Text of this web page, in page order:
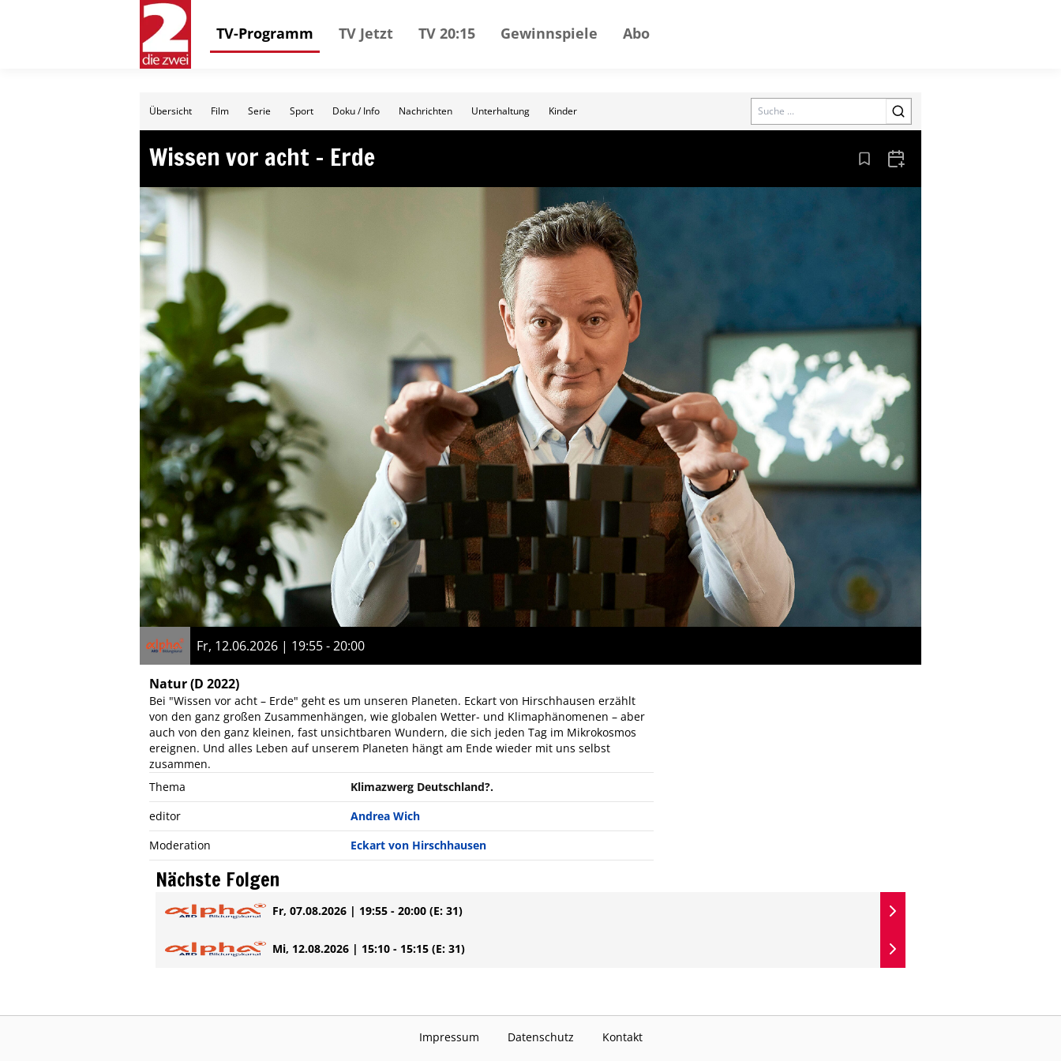
TV-Programm TV Jetzt TV 20:15 Gewinnspiele Abo
Übersicht Film Serie Sport Doku / Info Nachrichten Unterhaltung Kinder Search
Wissen vor acht – Erde Aus den Lesezeichen entfernen
Zum Kalender hinzufügen
Fr, 12.06.2026 | 19:55 - 20:00
Natur(D 2022)
Bei "Wissen vor acht – Erde" geht es um unseren Planeten. Eckart von Hirschhausen erzählt
von den ganz großen Zusammenhängen, wie globalen Wetter- und Klimaphänomenen – aber
auch von den ganz kleinen, fast unsichtbaren Wundern, die sich jeden Tag im Mikrokosmos
ereignen. Und alles Leben auf unserem Planeten hängt am Ende wieder mit uns selbst
zusammen.
Thema
Klimazwerg Deutschland?.
editor
Andrea Wich
Moderation
Eckart von Hirschhausen
Nächste Folgen
Fr, 07.08.2026 | 19:55 - 20:00 (E: 31)
Mi, 12.08.2026 | 15:10 - 15:15 (E: 31)
Impressum Datenschutz Kontakt